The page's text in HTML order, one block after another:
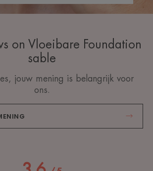
on Vloeibare Foundation
sable
jouw mening is belangrijk voor
ons.